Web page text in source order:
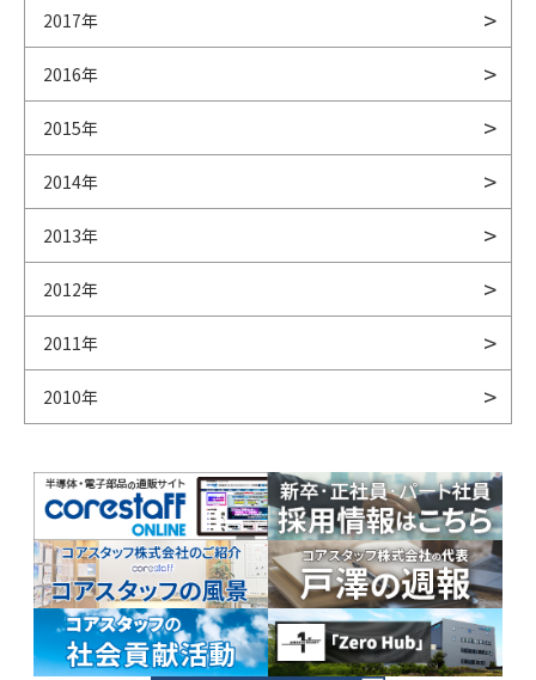
2017年
2016年
2015年
2014年
2013年
2012年
2011年
2010年